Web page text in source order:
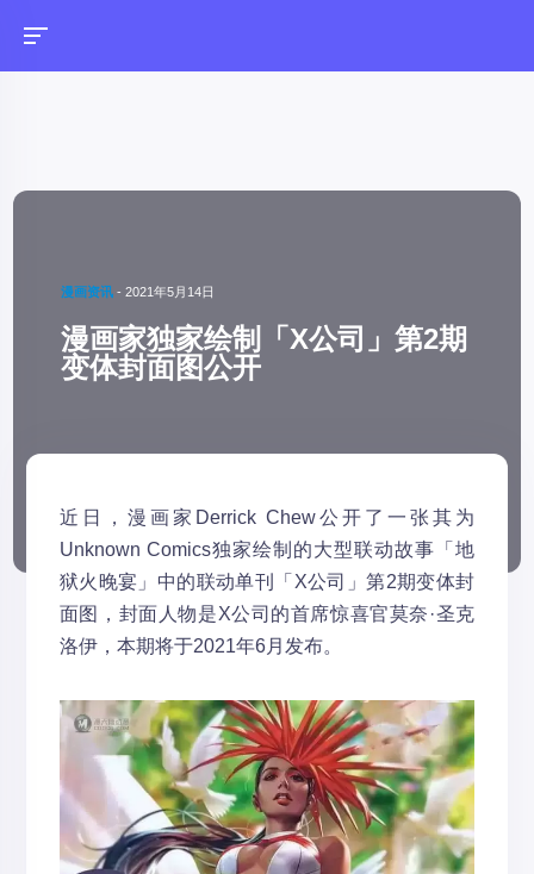
漫画资讯 -2021年5月14日
漫画家独家绘制「X公司」第2期
变体封面图公开
近日，漫画家Derrick Chew公开了一张其为
Unknown Comics独家绘制的大型联动故事「地
狱火晚宴」中的联动单刊「X公司」第2期变体封
面图，封面人物是X公司的首席惊喜官莫奈·圣克
洛伊，本期将于2021年6月发布。